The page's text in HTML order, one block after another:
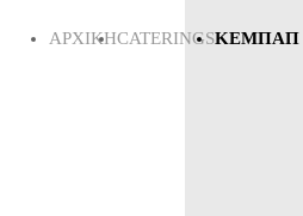
ΑΡΧΙΚΗCATERINGSΚΕΜΠΆΠ